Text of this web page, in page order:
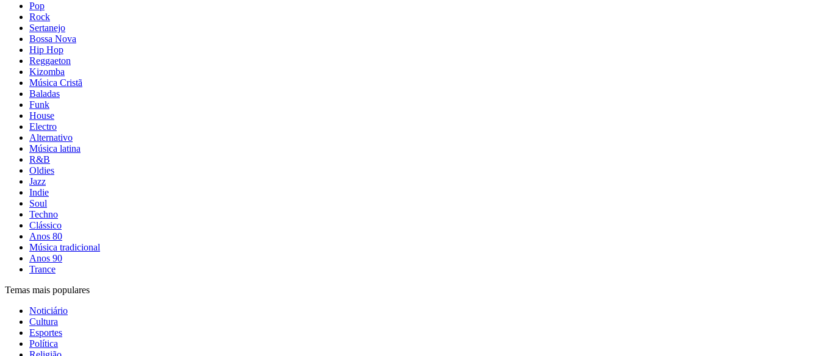
Pop
Rock
Sertanejo
Bossa Nova
Hip Hop
Reggaeton
Kizomba
Música Cristã
Baladas
Funk
House
Electro
Alternativo
Música latina
R&B
Oldies
Jazz
Indie
Soul
Techno
Clássico
Anos 80
Música tradicional
Anos 90
Trance
Temas mais populares
Noticiário
Cultura
Esportes
Política